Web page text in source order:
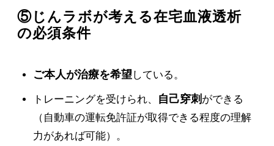
⑤じんラボが考える在宅血液透析
の必須条件
ご本人が治療を希望している。
トレーニングを受けられ、 自己穿刺 ができる
（自動車の運転免許証が取得できる程度の理解
力があれば可能）。